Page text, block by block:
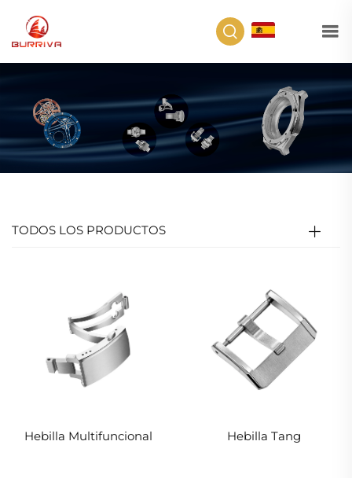
TODOS LOS PRODUCTOS
Hebilla Multifuncional Hebilla Tang